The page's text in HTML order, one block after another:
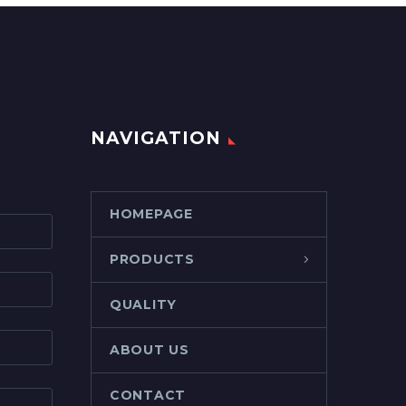
NAVIGATION
HOMEPAGE
PRODUCTS
QUALITY
ABOUT US
CONTACT